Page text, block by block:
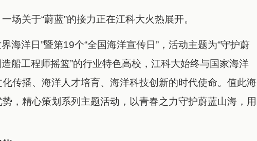
场关于“蔚蓝”的接力正在江科大火热展开。
海洋日”暨第19个“全国海洋宣传日”，活动主题为“守护蔚
船工程师摇篮”的行业特色高校，江科大始终与国家海洋
传播、海洋人才培育、海洋科技创新的时代使命。值此海
，精心策划系列主题活动，以青春之力守护蔚蓝山海，用